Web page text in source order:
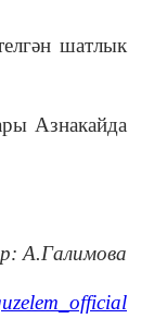
шатлык
Азнакайда
А.Галимова